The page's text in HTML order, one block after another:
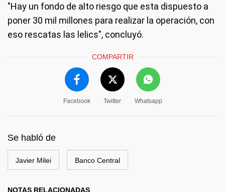
"Hay un fondo de alto riesgo que esta dispuesto a
poner 30 mil millones para realizar la operación, con
eso rescatas las lelics", concluyó.
COMPARTIR
Facebook Twitter Whatsapp
Se habló de
Javier Milei Banco Central
NOTAS RELACIONADAS